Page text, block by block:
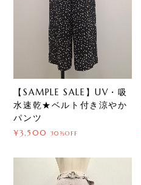
【SAMPLE SALE】UV・吸
水速乾★ベルト付き涼やか
パンツ
¥3,500 30%OFF